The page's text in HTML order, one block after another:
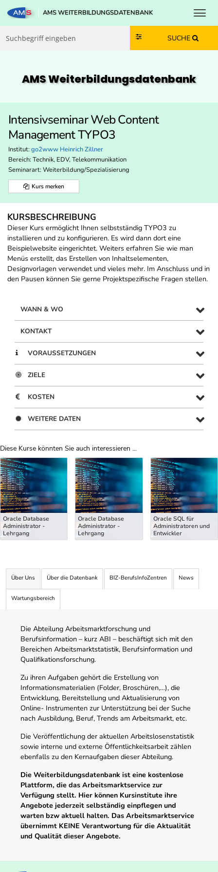
Zum Inhalt springen
Zum Navmenü springen
Zur Suche springen
Zur Footer springen
AMS WEITERBILDUNGSDATENBANK
SUCHE
AMS Weiterbildungs­datenbank
Intensivseminar Web Content
Management TYPO3
Institut: go2www Heinrich Zillner
Bereich: Technik, EDV, Telekommunikation
Seminarart: Weiterbildung/Spezialisierung
Kurs merken
KURSBESCHREIBUNG
Dieser Kurs ermöglicht Ihnen selbstständig TYPO3 zu
installieren und zu konfigurieren. Es wird dann dort eine
Beispielwebsite eingerichtet. Weiters erfahren Sie wie man
Menüs erstellt, das Erstellen von Inhaltselementen,
Designvorlagen verwendet und vieles mehr. Im Anschluss und in
den Pausen können Sie gerne Projektspezifische Fragen stellen.
WANN & WO
KONTAKT
VORAUSSETZUNGEN
ZIELE
KOSTEN
WEITERE DATEN
Diese Kurse könnten Sie auch interessieren ...
Uber Weiterbildungsvorschläge
Oracle Database
Administrator -
Lehrgang
Oracle Database
Administrator -
Lehrgang
Oracle SQL für
Administratoren und
Entwickler
Über Uns Über die Datenbank BIZ-BerufsInfoZentren News
Wartungsbereich
Die Abteilung Arbeitsmarktforschung und
Berufsinformation – kurz ABI – beschäftigt sich mit den
Bereichen Arbeitsmarktstatistik, Berufsinformation und
Qualifikationsforschung.
Zu ihren Aufgaben gehört die Erstellung von
Informationsmaterialien (Folder, Broschüren,…), die
Entwicklung, Bereitstellung und Aktualisierung von
Online- Instrumenten zur Unterstützung bei der Suche
nach Ausbildung, Beruf, Trends am Arbeitsmarkt, etc.
Die Veröffentlichung der aktuellen Arbeitslosenstatistik
sowie interne und externe Öffentlichkeitsarbeit zählen
ebenfalls zu den Kernaufgaben dieser Abteilung.
Die Weiterbildungsdatenbank ist eine kostenlose
Plattform, die das Arbeitsmarktservice zur
Verfügung stellt. Hier können Kursinstitute ihre
Angebote jederzeit selbständig einpflegen und
warten bzw aktuell halten. Das Arbeitsmarktservice
übernimmt KEINE Verantwortung für die Aktualität
und Qualität dieser Angebote.